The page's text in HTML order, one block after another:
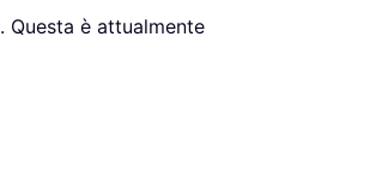
. Questa è attualmente